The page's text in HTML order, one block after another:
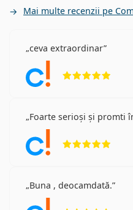
Mai multe recenzii pe
ceva extraordinar
Foarte serioși și promti
Buna , deocamdată.